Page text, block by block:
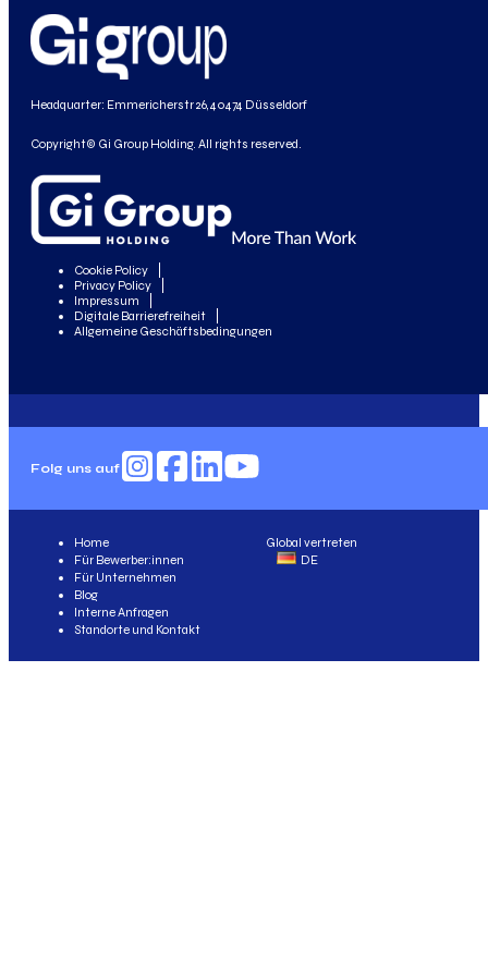
Headquarter: Emmericherstr 26, 40474 Düsseldorf
Copyright© Gi Group Holding. All rights reserved.
Cookie Policy
Privacy Policy
Impressum
Digitale Barrierefreiheit
Allgemeine Geschäftsbedingungen
Folg uns auf
Global vertreten
DE
Home
Für Bewerber:innen
Für Unternehmen
Blog
Interne Anfragen
Standorte und Kontakt